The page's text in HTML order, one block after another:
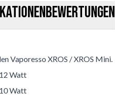
Bewertungen
Vaporesso XROS / XROS Mini.
Watt
Watt